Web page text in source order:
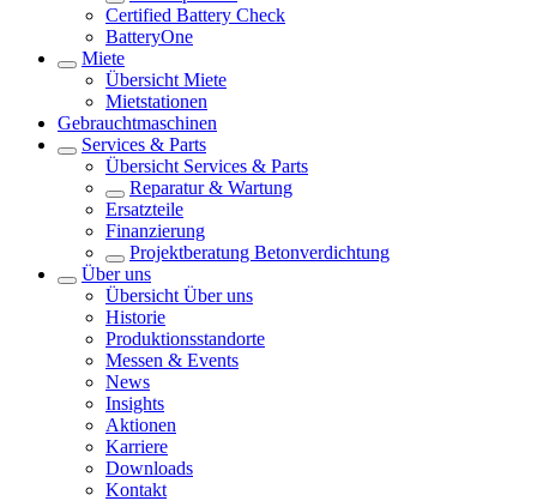
Certified Battery Check
BatteryOne
Miete
Übersicht Miete
Mietstationen
Gebrauchtmaschinen
Services & Parts
Übersicht Services & Parts
Reparatur & Wartung
Ersatzteile
Finanzierung
Projektberatung Betonverdichtung
Über uns
Übersicht Über uns
Historie
Produktionsstandorte
Messen & Events
News
Insights
Aktionen
Karriere
Downloads
Kontakt